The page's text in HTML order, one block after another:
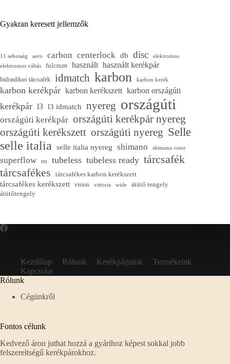
Gyakran keresett jellemzők
11 sebesség aero carbon centerlock db disc
elektromos
elektromos váltás
fulcrum használt használt kerékpár
hidraulikus tárcsafék idmatch karbon karbon kerék
karbon kerékpár karbon kerékszett karbon országúti
kerékpár l3 l3 idmatch nyereg országúti
országúti kerékpár országúti kerékpár nyereg
országúti kerékszett országúti nyereg Selle
selle italia selle italia nyereg shimano shimano rotor
superflow tm tubeless tubeless ready tárcsafék
tárcsafékes
tárcsafékes karbon kerékszett
tárcsafékes kerékszett vision vittoria wide
átütő tengely
átütőtengely
Kezdőlap Rólunk Kerékpárjaink
Termékeink
Kapcsolat
Rólunk
Cégünkről
Fontos célunk
Kedvező áron juthat hozzá a gyárihoz képest sokkal jobb
felszereltségű kerékpárokhoz.